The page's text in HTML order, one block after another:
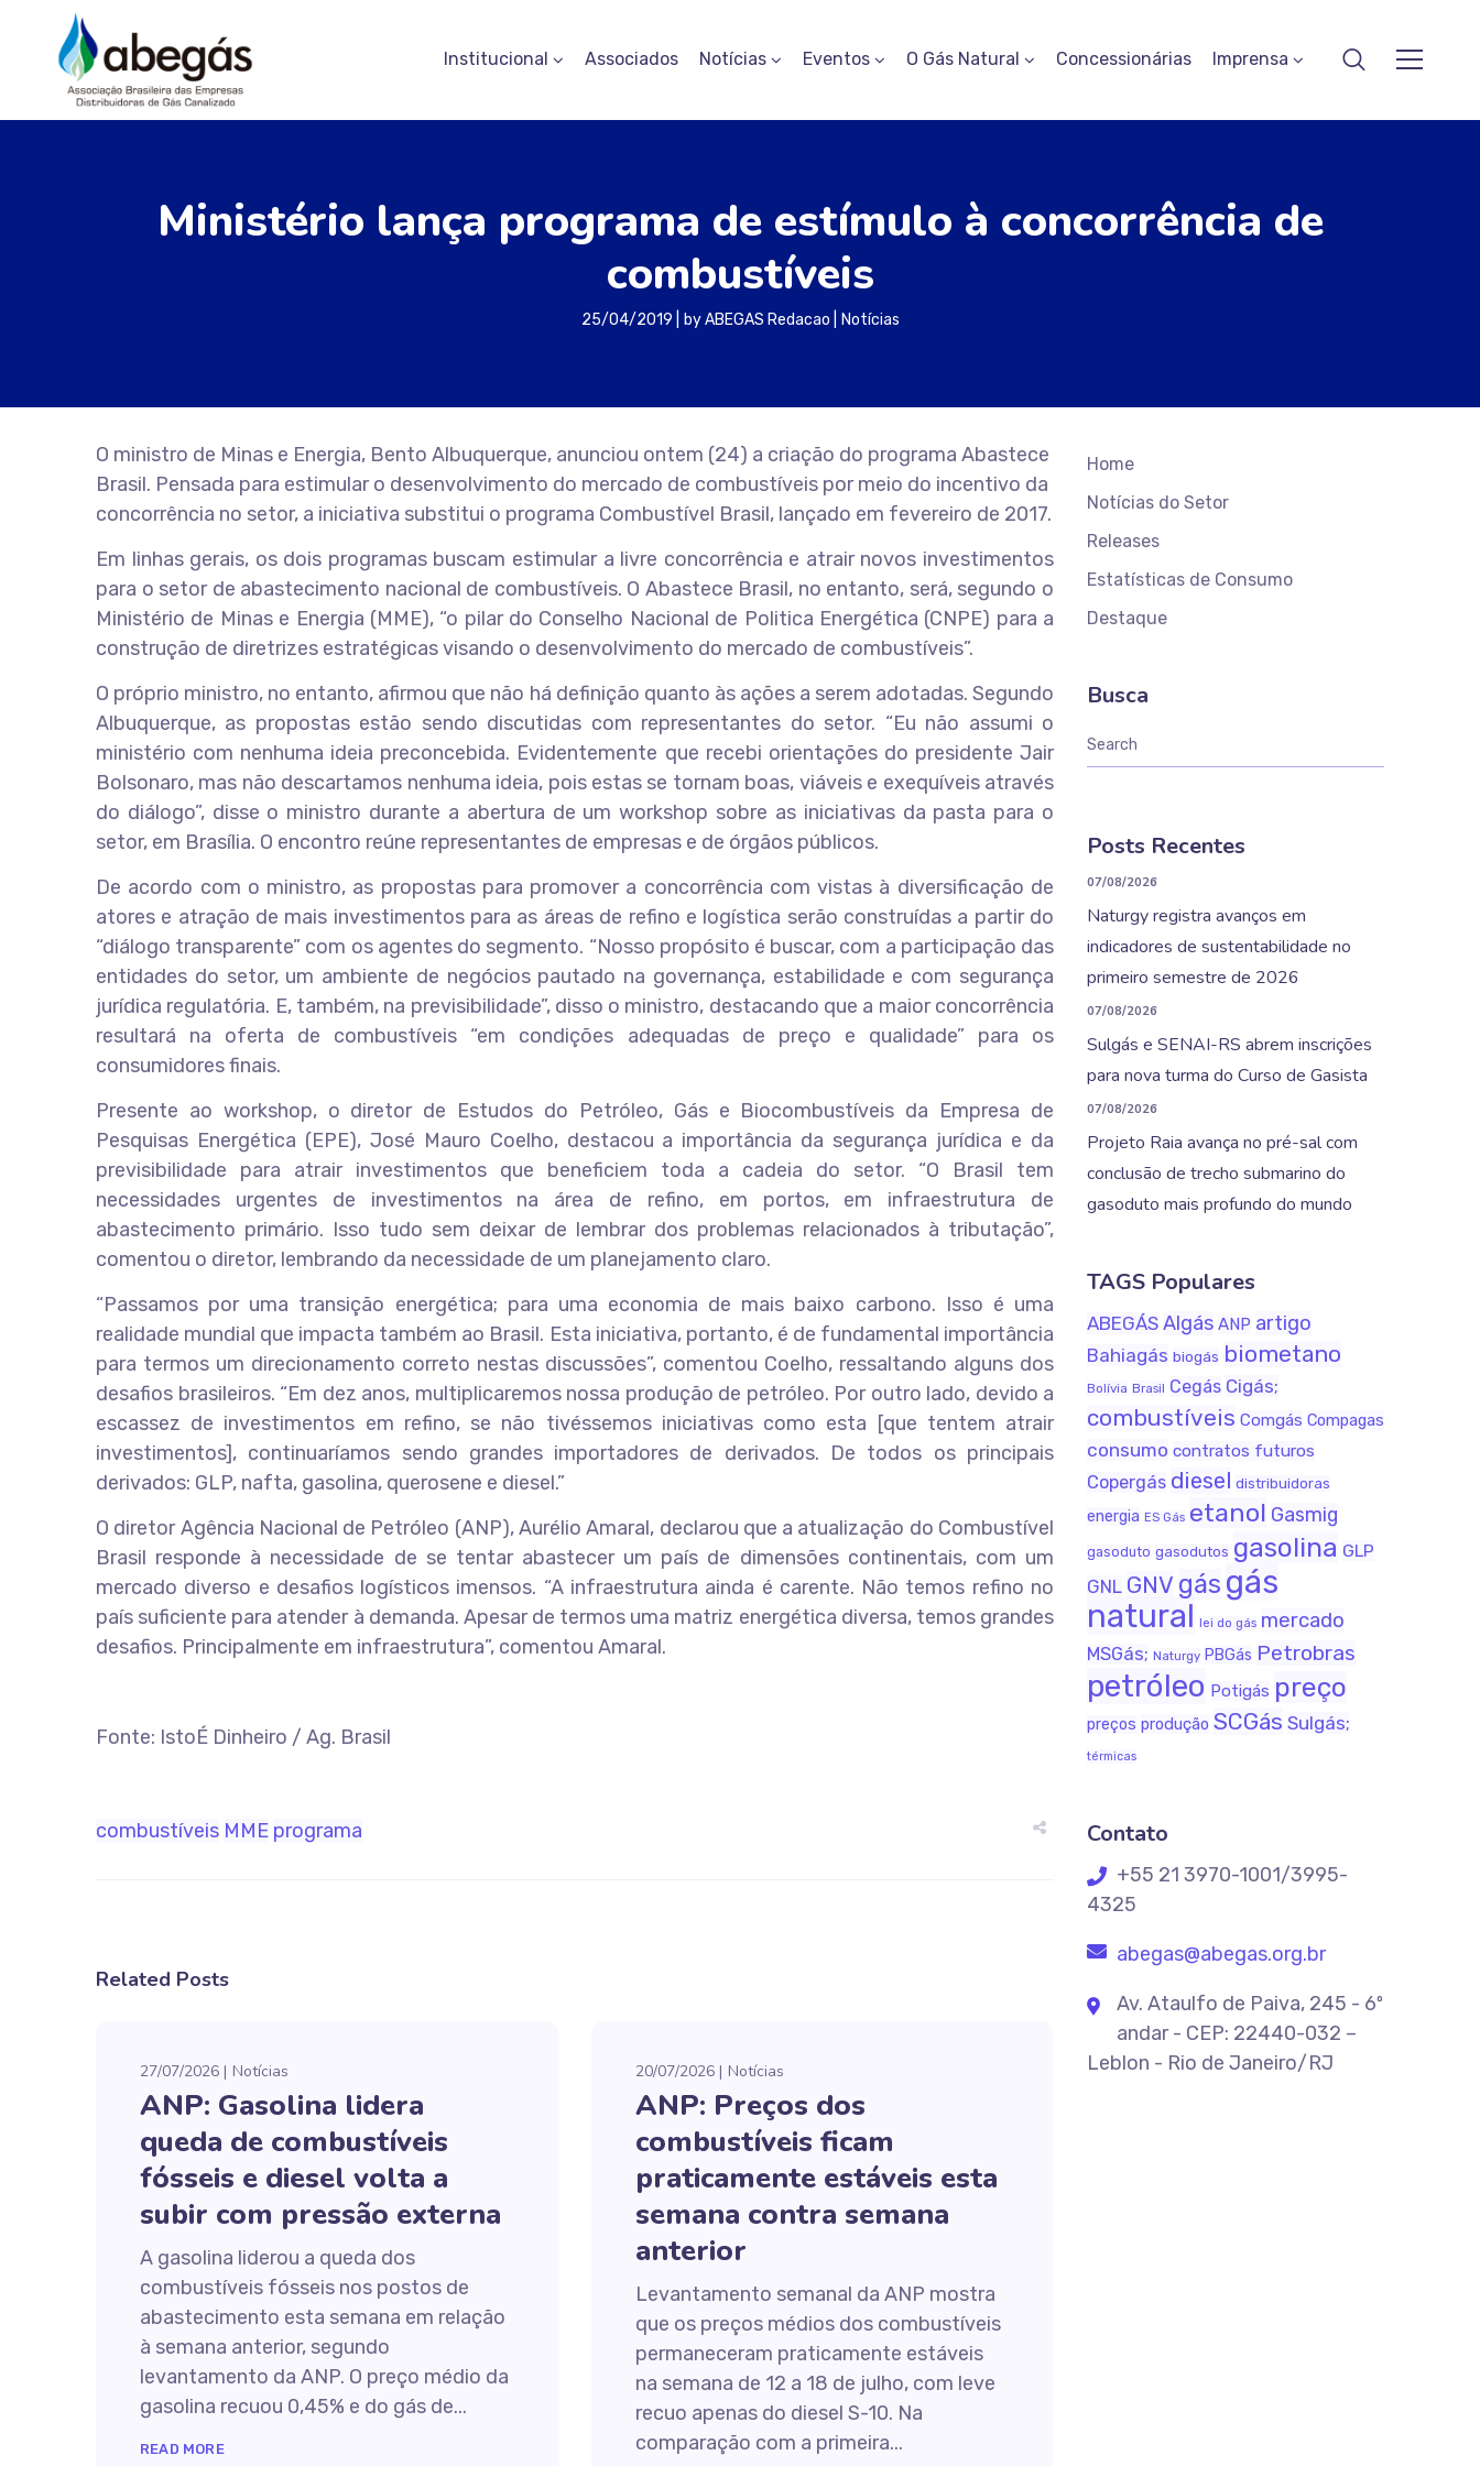
Institucional Associados Notícias Eventos O Gás Natural Concessionárias Imprensa
Ministério lança programa de estímulo à concorrência de
combustíveis
25/04/2019 byABEGAS Redacao Notícias
O ministro de Minas e Energia, Bento Albuquerque, anunciou ontem (24) a criação do programa Abastece
Brasil. Pensada para estimular o desenvolvimento do mercado de combustíveis por meio do incentivo da
concorrência no setor, a iniciativa substitui o programa Combustível Brasil, lançado em fevereiro de 2017.
Em linhas gerais, os dois programas buscam estimular a livre concorrência e atrair novos investimentos
para o setor de abastecimento nacional de combustíveis. O Abastece Brasil, no entanto, será, segundo o
Ministério de Minas e Energia (MME), “o pilar do Conselho Nacional de Politica Energética (CNPE) para a
construção de diretrizes estratégicas visando o desenvolvimento do mercado de combustíveis”.
O próprio ministro, no entanto, afirmou que não há definição quanto às ações a serem adotadas. Segundo
Albuquerque, as propostas estão sendo discutidas com representantes do setor. “Eu não assumi o
ministério com nenhuma ideia preconcebida. Evidentemente que recebi orientações do presidente Jair
Bolsonaro, mas não descartamos nenhuma ideia, pois estas se tornam boas, viáveis e exequíveis através
do diálogo”, disse o ministro durante a abertura de um workshop sobre as iniciativas da pasta para o
setor, em Brasília. O encontro reúne representantes de empresas e de órgãos públicos.
De acordo com o ministro, as propostas para promover a concorrência com vistas à diversificação de
atores e atração de mais investimentos para as áreas de refino e logística serão construídas a partir do
“diálogo transparente” com os agentes do segmento. “Nosso propósito é buscar, com a participação das
entidades do setor, um ambiente de negócios pautado na governança, estabilidade e com segurança
jurídica regulatória. E, também, na previsibilidade”, disso o ministro, destacando que a maior concorrência
resultará na oferta de combustíveis “em condições adequadas de preço e qualidade” para os
consumidores finais.
Presente ao workshop, o diretor de Estudos do Petróleo, Gás e Biocombustíveis da Empresa de
Pesquisas Energética (EPE), José Mauro Coelho, destacou a importância da segurança jurídica e da
previsibilidade para atrair investimentos que beneficiem toda a cadeia do setor. “O Brasil tem
necessidades urgentes de investimentos na área de refino, em portos, em infraestrutura de
abastecimento primário. Isso tudo sem deixar de lembrar dos problemas relacionados à tributação”,
comentou o diretor, lembrando da necessidade de um planejamento claro.
“Passamos por uma transição energética; para uma economia de mais baixo carbono. Isso é uma
realidade mundial que impacta também ao Brasil. Esta iniciativa, portanto, é de fundamental importância
para termos um direcionamento correto nestas discussões”, comentou Coelho, ressaltando alguns dos
desafios brasileiros. “Em dez anos, multiplicaremos nossa produção de petróleo. Por outro lado, devido a
escassez de investimentos em refino, se não tivéssemos iniciativas como esta [que tentem atrair
investimentos], continuaríamos sendo grandes importadores de derivados. De todos os principais
derivados: GLP, nafta, gasolina, querosene e diesel.”
O diretor Agência Nacional de Petróleo (ANP), Aurélio Amaral, declarou que a atualização do Combustível
Brasil responde à necessidade de se tentar abastecer um país de dimensões continentais, com um
mercado diverso e desafios logísticos imensos. “A infraestrutura ainda é carente. Não temos refino no
país suficiente para atender à demanda. Apesar de termos uma matriz energética diversa, temos grandes
desafios. Principalmente em infraestrutura”, comentou Amaral.
Fonte: IstoÉ Dinheiro / Ag. Brasil
combustíveis MME programa
Related Posts
27/07/2026 Notícias
ANP: Gasolina lidera
queda de combustíveis
fósseis e diesel volta a
subir com pressão externa
A gasolina liderou a queda dos
combustíveis fósseis nos postos de
abastecimento esta semana em relação
à semana anterior, segundo
levantamento da ANP. O preço médio da
gasolina recuou 0,45% e do gás de...
READ MORE
20/07/2026 Notícias
ANP: Preços dos
combustíveis ficam
praticamente estáveis esta
semana contra semana
anterior
Levantamento semanal da ANP mostra
que os preços médios dos combustíveis
permaneceram praticamente estáveis
na semana de 12 a 18 de julho, com leve
recuo apenas do diesel S-10. Na
comparação com a primeira...
Home
Notícias do Setor
Releases
Estatísticas de Consumo
Destaque
Busca
Posts Recentes
07/08/2026
Naturgy registra avanços em
indicadores de sustentabilidade no
primeiro semestre de 2026
07/08/2026
Sulgás e SENAI-RS abrem inscrições
para nova turma do Curso de Gasista
07/08/2026
Projeto Raia avança no pré-sal com
conclusão de trecho submarino do
gasoduto mais profundo do mundo
TAGS Populares
ABEGÁS Algás ANP artigo
Bahiagás biogás biometano
Bolívia Brasil Cegás Cigás;
combustíveis Comgás Compagas
consumo contratos futuros
Copergás diesel distribuidoras
energia ES Gás etanol Gasmig
gasoduto gasodutos gasolina GLP
GNL GNV gás gás
natural lei do gás mercado
MSGás; Naturgy PBGás Petrobras
petróleo Potigás preço
preços produção SCGás Sulgás;
térmicas
Contato
+55 21 3970-1001/3995-
4325
abegas@abegas.org.br
Av. Ataulfo de Paiva, 245 - 6º
andar - CEP: 22440-032 –
Leblon - Rio de Janeiro/RJ